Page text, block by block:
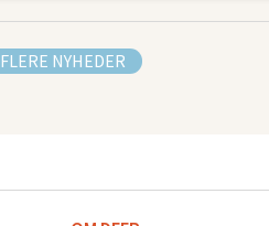
FLERE NYHEDER